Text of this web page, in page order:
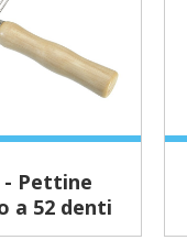
a 52 denti